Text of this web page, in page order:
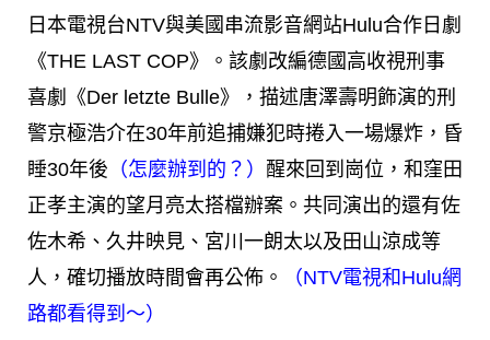
日本電視台NTV與美國串流影音網站Hulu合作日劇
《THE LAST COP》。該劇改編德國高收視刑事
喜劇《Der letzte Bulle》，描述唐澤壽明飾演的刑
警京極浩介在30年前追捕嫌犯時捲入一場爆炸，昏
睡30年後 （怎麼辦到的？） 醒來回到崗位，和窪田
正孝主演的望月亮太搭檔辦案。共同演出的還有佐
佐木希、久井映見、宮川一朗太以及田山涼成等
人，確切播放時間會再公佈。
（NTV電視和Hulu網
路都看得到～）